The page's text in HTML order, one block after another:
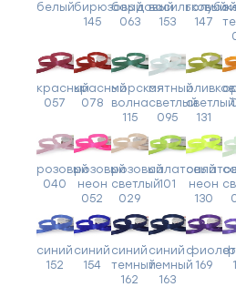
белыйбирюзовый
145
бордовый
063
васильковый
153
голубой
147
красный
057
красный
078
морская
волна
115
мятный
светлый
095
светлый
131
розовый
040
розовый
неон
052
розовый
светлый
029
салатовый
101
неон
130
синий
152
синий
154
синий
темный
162
синий
темный
163
169